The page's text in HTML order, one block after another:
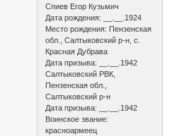
Спиев Егор Кузьмич
Дата рождения: __.__.1924
Место рождения: Пензенская
обл., Салтыковский р-н, с.
Красная Дубрава
Дата призыва: __.__.1942
Салтыковский РВК,
Пензенская обл.,
Салтыковский р-н
Дата призыва: __.__.1942
Воинское звание:
красноармеец